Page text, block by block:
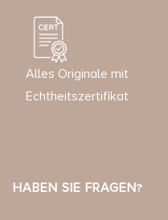
Alles Originale mit
Echtheitszertifikat
HABEN SIE FRAGEN?